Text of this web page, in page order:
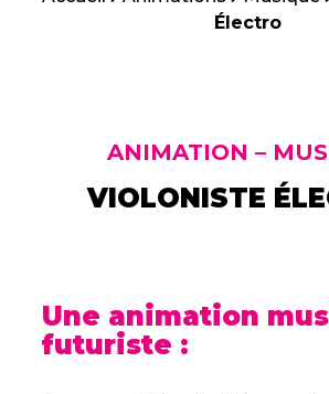
Électro
ANIMATION –
VIOLONISTE
Une animation
futuriste :